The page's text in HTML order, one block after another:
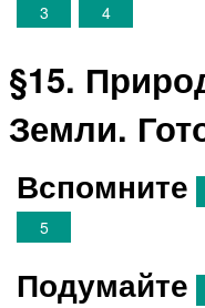
3
4
§15.
Земли.
Вспомните
5
Подумайте